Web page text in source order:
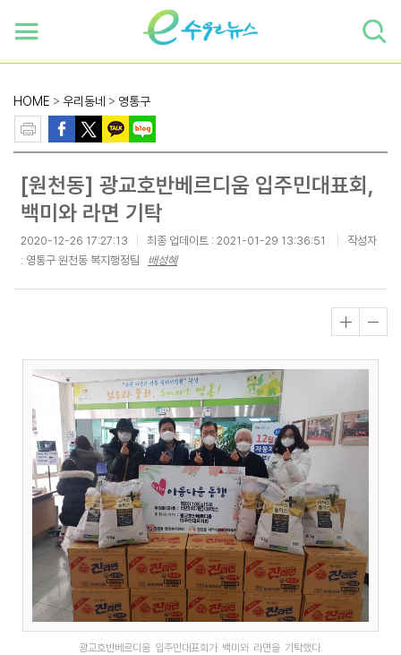
HOME > 우리동네 > 영통구
[원천동] 광교호반베르디움 입주민대표회,
백미와 라면 기탁
2020-12-26 17:27:13 최종 업데이트 : 2021-01-29 13:36:51
작성자
: 영통구 원천동 복지행정팀 배성혜
광교호반베르디움 입주민대표회가 백미와 라면을 기탁했다.